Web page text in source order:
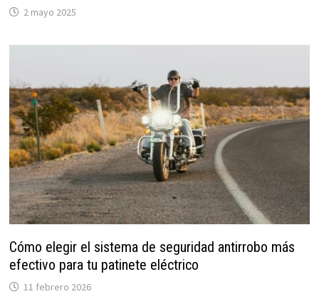
2 mayo 2025
Cómo elegir el sistema de seguridad antirrobo más
efectivo para tu patinete eléctrico
11 febrero 2026